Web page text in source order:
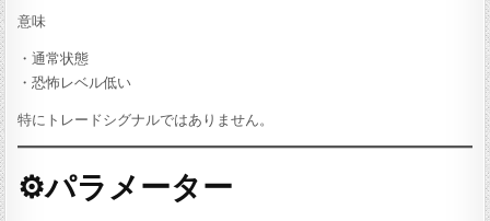
意味
・通常状態
・恐怖レベル低い
特にトレードシグナルではありません。
⚙パラメーター